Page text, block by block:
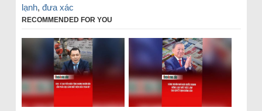
lạnh, đưa xác
RECOMMENDED FOR YOU